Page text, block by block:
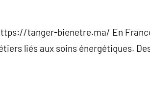
tanger-bienetre.ma/ En
liés aux soins énergétiques.